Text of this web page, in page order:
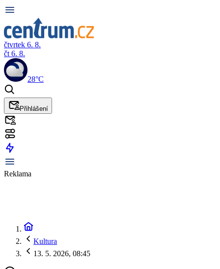
čtvrtek 6. 8.
čt 6. 8.
28°C
Přihlášení
Reklama
Kultura
13. 5. 2026, 08:45